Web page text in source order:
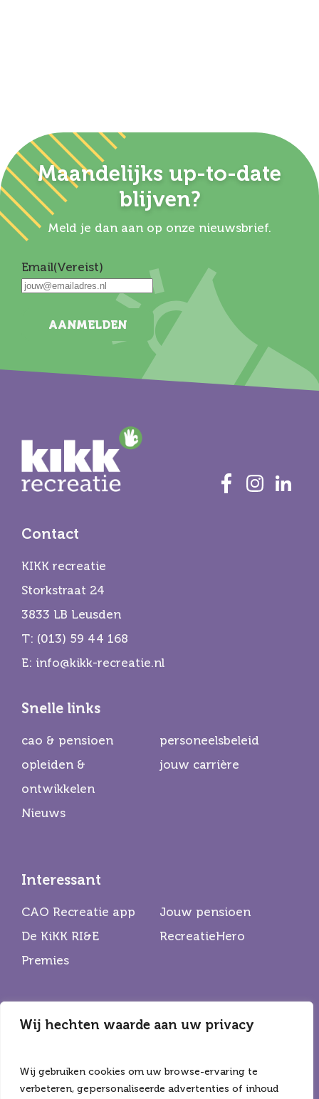
Wij hechten waarde aan uw privacy
Wij gebruiken cookies om uw browse-ervaring te
verbeteren, gepersonaliseerde advertenties of inhoud
Maandelijks up-to-date
blijven?
Meld je dan aan op onze nieuwsbrief.
Email(Vereist)
AANMELDEN
Contact
KIKK recreatie
Storkstraat 24
3833 LB Leusden
T: (013) 59 44 168
E: info@kikk-recreatie.nl
Snelle links
cao & pensioen
personeelsbeleid
opleiden &
ontwikkelen
jouw carrière
Nieuws
Interessant
CAO Recreatie app
Jouw pensioen
De KiKK RI&E
RecreatieHero
Premies
Partners
CNV